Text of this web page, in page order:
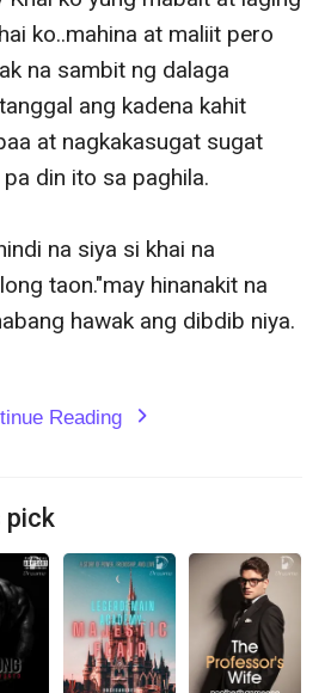
ko..mahina at maliit pero
na sambit ng dalaga
ang kadena kahit
at nagkakasugat sugat
din ito sa paghila.
na siya si khai na
taon."may hinanakit na
hawak ang dibdib niya.
Reading expand_more
pick